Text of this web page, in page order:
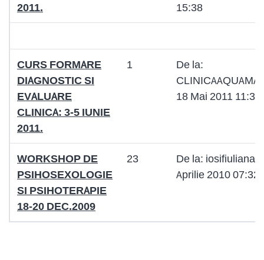
2011.
15:38
CURS FORMARE
DIAGNOSTIC SI
EVALUARE
CLINICA: 3-5 IUNIE
2011.
1
De la:
18 Mai 2011 11:38
WORKSHOP DE
PSIHOSEXOLOGIE
SI PSIHOTERAPIE
18-20 DEC.2009
23
De la: iosifiuliana
Aprilie 2010 07:32